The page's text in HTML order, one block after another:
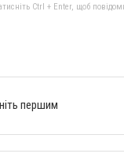
Ctrl + Enter, щоб
першим